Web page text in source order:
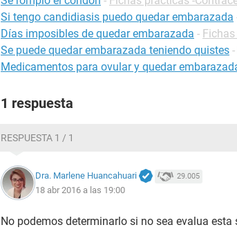
Si tengo candidiasis puedo quedar embarazada
Días imposibles de quedar embarazada -
Se puede quedar embarazada teniendo quistes -
Medicamentos para ovular y quedar
1 respuesta
RESPUESTA 1 / 1
Dra. Marlene Huancahuari 29.005
18 abr 2016 a las 19:00
No podemos determinarlo si no sea evalua esta